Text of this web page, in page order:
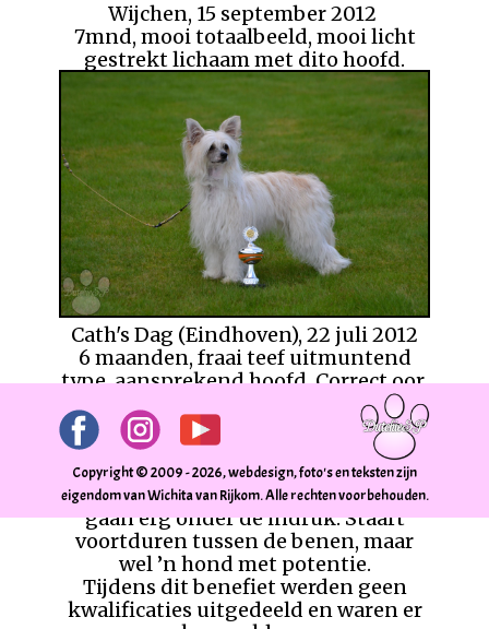
Wijchen, 15 september 2012
7mnd, mooi totaalbeeld, mooi licht
gestrekt lichaam met dito hoofd.
Prima stop, mooi donker oog,
gewenste neus. Correct gebit. Dunne
lippen. Mooie laag geplaatste oren,
goed in aanleg lichaam met rechte
rug. Goede gangen, goed aangezette
staart, prima vacht, prima
presentatie.
Een mooie 1e plaats 'VB' dus en wat
deed Elphaba het ook super zeg deze
show!
Cath's Dag (Eindhoven), 22 juli 2012
6 maanden, fraai teef uitmuntend
type, aansprekend hoofd. Correct oor,
oog en gebit. Mooie hals, goede
toplijn, correct kruis. Staart mag
langer zijn. Prima borstkas, voor en
achter goed gehoekt. Prima
beenwerk, correcte voeten. Kan goed
gaan erg onder de indruk. Staart
voortduren tussen de benen, maar
wel ’n hond met potentie.
Tijdens dit benefiet werden geen
kwalificaties uitgedeeld en waren er
Copyright © 2009 - 2026, webdesign, foto's en teksten zijn
eigendom van Wichita van Rijkom. Alle rechten voorbehouden.